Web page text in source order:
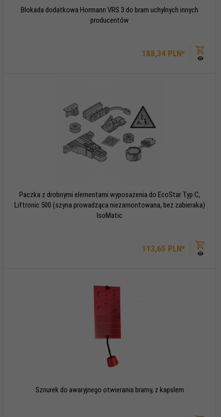
188,34 PLN*
Blokada dodatkowa Hormann VRS 3 do bram uchylnych innych
producentów
113,65 PLN*
Paczka z drobnymi elementami wyposażenia do EcoStar Typ C,
Liftronic 500 (szyna prowadząca niezamontowana, bez zabieraka)
IsoMatic
Sznurek do awaryjnego otwierania bramy, z kapslem